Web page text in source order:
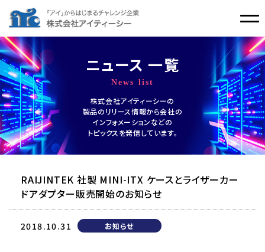
ニュース 一覧
News list
株式会社アイティーシーの
製品のリリース情報から会社の
インフォメーションなどの
トピックスを発信しています。
RAIJINTEK 社製 MINI-ITX ケースとライザーカー
ドアダプター販売開始のお知らせ
2018.10.31 お知らせ